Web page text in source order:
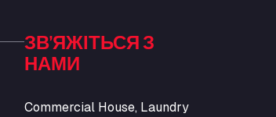
ЗВ’ЯЖІТЬСЯ З
НАМИ
Commercial House, Laundry